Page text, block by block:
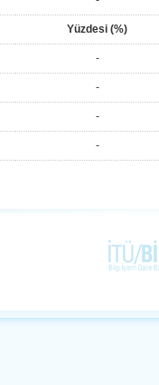
Yüzdesi (%)
-
-
-
-